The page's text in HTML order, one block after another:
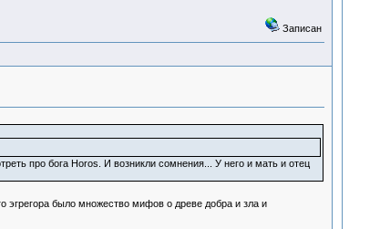
Записан
про бога Horos. И возникли сомнения... У него и мать и отец
эгрегора было множество мифов о древе добра и зла и